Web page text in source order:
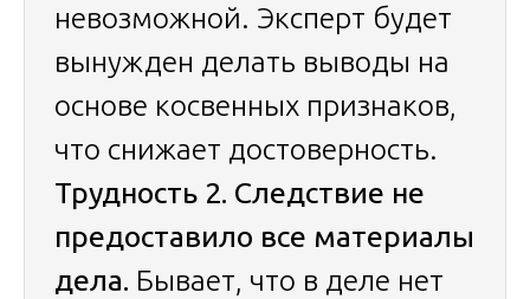
невозможной. Эксперт будет
вынужден делать выводы на
основе косвенных признаков,
что снижает достоверность.
Трудность 2. Следствие не
предоставило все материалы
дела. Бывает, что в деле нет